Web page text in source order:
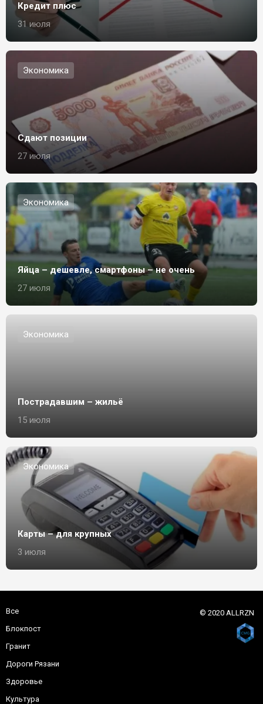
Кредит плюс
31 июля
Экономика
Сдают позиции
27 июля
Экономика
Яйца – дешевле, смартфоны – не очень
27 июля
Экономика
Пострадавшим – жильё
15 июля
Экономика
Карты – для крупных
3 июля
Все
Блокпост
Гранит
Дороги Рязани
Здоровье
Культура
© 2020 ALLRZN